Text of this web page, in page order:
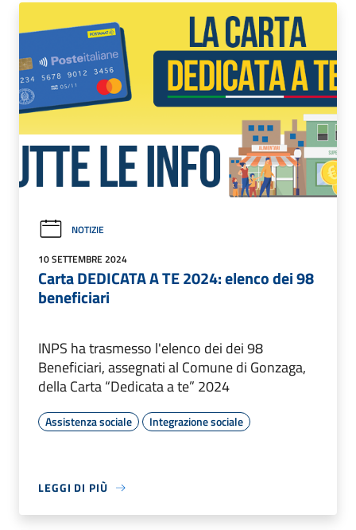
NOTIZIE
10 SETTEMBRE 2024
Carta DEDICATA A TE 2024: elenco dei 98
beneficiari
INPS ha trasmesso l'elenco dei dei 98
Beneficiari, assegnati al Comune di Gonzaga,
della Carta “Dedicata a te” 2024
Assistenza sociale Integrazione sociale
LEGGI DI PIÙ